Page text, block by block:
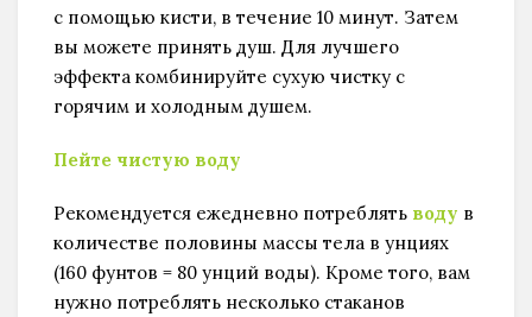
с помощью кисти, в течение 10 минут. Затем
вы можете принять душ. Для лучшего
эффекта комбинируйте сухую чистку с
горячим и холодным душем.
Пейте чистую воду
Рекомендуется ежедневно потреблять воду в
количестве половины массы тела в унциях
(160 фунтов = 80 унций воды). Кроме того, вам
нужно потреблять несколько стаканов